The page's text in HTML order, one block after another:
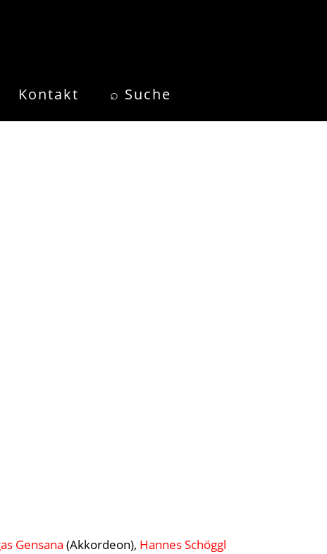
Kontakt ⌕ Suche
Gensana (Akkordeon), Hannes Schöggl